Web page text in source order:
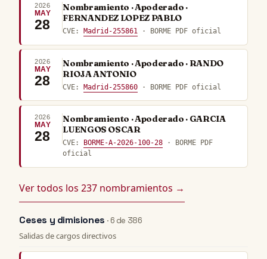
2026
MAY
28
Nombramiento · Apoderado ·
FERNANDEZ LOPEZ PABLO
CVE: Madrid-255861 · BORME PDF oficial
2026
MAY
28
Nombramiento · Apoderado · RANDO
RIOJA ANTONIO
CVE:Madrid-255860 · BORME PDF oficial
2026
MAY
28
Nombramiento · Apoderado · GARCIA
LUENGOS OSCAR
CVE: BORME-A-2026-100-28 · BORME PDF
oficial
Ver todos los 237 nombramientos →
Ceses y dimisiones · 6 de 386
Salidas de cargos directivos